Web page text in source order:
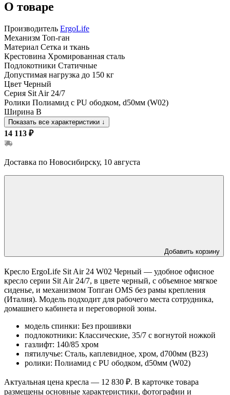
О товаре
Производитель ErgoLife
Механизм Топ-ган
Материал Сетка и ткань
Крестовина Хромированная сталь
Подлокотники Статичные
Допустимая нагрузка до 150 кг
Цвет Черный
Серия Sit Air 24/7
Ролики Полиамид с PU ободком, d50мм (W02)
Ширина B
Показать все характеристики ↓
14 113 ₽
Доставка по Новосибирску, 10 августа
Добавить корзину
Кресло ErgoLife Sit Air 24 W02 Черный — удобное офисное
кресло серии Sit Air 24/7, в цвете черный, с объемное мягкое
сиденье, и механизмом Топган OMS без рамы крепления
(Италия). Модель подходит для рабочего места сотрудника,
домашнего кабинета и переговорной зоны.
модель спинки: Без прошивки
подлокотники: Классические, 35/7 с вогнутой ножкой
газлифт: 140/85 хром
пятилучье: Сталь, каплевидное, хром, d700мм (B23)
ролики: Полиамид с PU ободком, d50мм (W02)
Актуальная цена кресла — 12 830 ₽. В карточке товара
размещены основные характеристики, фотографии и